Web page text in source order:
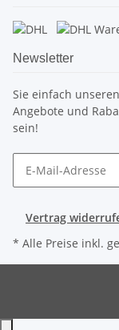
Newsletter
Sie einfach
Angebote und
sein!
Vertrag
* Alle Preise inkl.